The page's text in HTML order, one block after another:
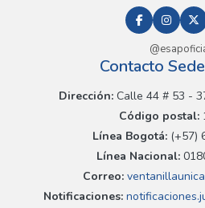
Contacto
Dirección:Calle 44 # 53 -
Código postal:
Línea Bogotá:(+57)
Línea Nacional:
Correo:
Notificaciones: